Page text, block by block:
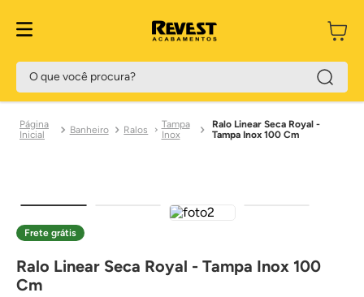
O que você procura?
Banheiro Ralos
Tampa
Inox
Ralo Linear Seca Royal -
Tampa Inox 100 Cm
Frete grátis
Ralo Linear Seca Royal - Tampa Inox 100
Cm